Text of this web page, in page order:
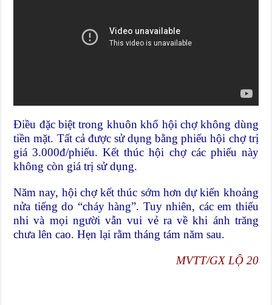
Điều đặc biệt trong khuôn khổ hội chợ không dùng
tiền mặt. Tất cả được sử dụng bằng phiếu hội chợ trị
giá 3.000đ/phiếu. Kết thúc hội chợ các phiếu này
không còn giá trị sử dụng.
Năm nay, hội chợ kết thúc sớm hơn dự kiến khoảng
nửa tiếng do “cháy hàng”. Tuy nhiên, các em thiếu
nhi và mọi người vẫn vui vẻ ra về khi ánh trăng
chưa lên cao. Hẹn lại rằm tháng tám năm sau.
MVTT/GX LỘ 20